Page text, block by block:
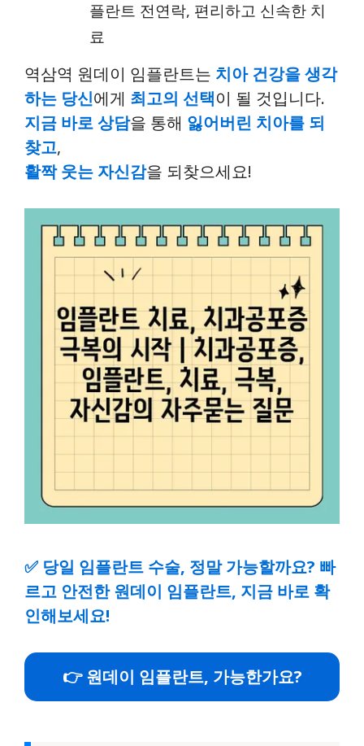
플란트 전연락, 편리하고 신속한 치
료
역삼역 원데이 임플란트는 치아 건강을 생각
하는 당신에게 최고의 선택이 될 것입니다.
지금 바로 상담을 통해 잃어버린 치아를 되
찾고,
활짝 웃는 자신감을 되찾으세요!
✅ 당일 임플란트 수술, 정말 가능할까요? 빠
르고 안전한 원데이 임플란트, 지금 바로 확
인해보세요!
👉 원데이 임플란트, 가능한가요?